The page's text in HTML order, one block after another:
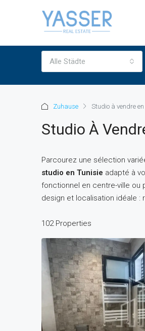
Alle Städte
Zuhause Studio à vendre
Studio À
Parcourez une sélection
studio en Tunisie adapté à
fonctionnel en centre-ville ou
design et localisation idéale
102 Properties